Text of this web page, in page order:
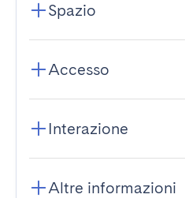
Spazio
Accesso
Interazione
Altre informazioni